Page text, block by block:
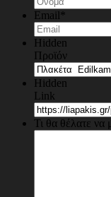
Email*
Hidden
Προϊόν
Hidden
Link
Τι θα θέλατε να